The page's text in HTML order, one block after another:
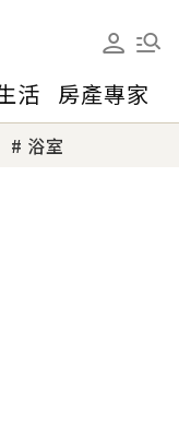
活 房產專家
浴室